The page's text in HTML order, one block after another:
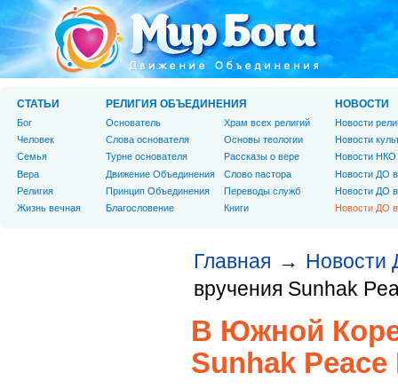
Главная → Новости
вручения Sunhak
В Южной
Sunhak Peace
СТАТЬИ
Бог
Человек
Cемья
Вера
Религия
Жизнь вечная
РЕЛИГИЯ ОБЪЕДИНЕНИЯ
Основатель
Слова основателя
Турне основателя
Движение Объединения
Принцип Объединения
Благословение
Храм всех религий
Основы теологии
Рассказы о вере
Слово пастора
Переводы служб
Книги
НОВОСТИ
Новости
Новости
Новости НКО
Новости ДО
Новости ДО
Новости ДО